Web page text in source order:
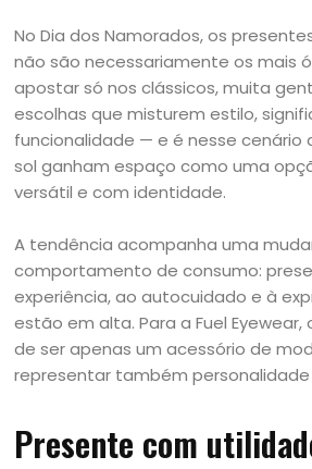
No Dia dos Namorados, os
não são necessariamente os mais
apostar só nos clássicos, muita
escolhas que misturem estilo,
funcionalidade — e é nesse cenário
sol ganham espaço como uma
versátil e com identidade.
A tendência acompanha uma
comportamento de consumo:
experiência, ao autocuidado e à
estão em alta. Para a Fuel Eyewear,
de ser apenas um acessório de
representar também
Presente com